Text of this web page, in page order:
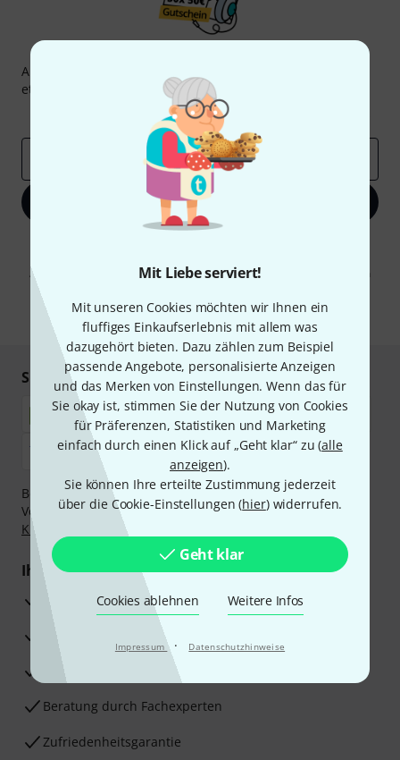
Mit Liebe serviert!
Mit unseren Cookies möchten wir Ihnen ein
fluffiges Einkaufserlebnis mit allem was
dazugehört bieten. Dazu zählen zum Beispiel
passende Angebote, personalisierte Anzeigen
und das Merken von Einstellungen. Wenn das für
Sie okay ist, stimmen Sie der Nutzung von Cookies
für Präferenzen, Statistiken und Marketing
einfach durch einen Klick auf „Geht klar“ zu (alle
anzeigen).
Sie können Ihre erteilte Zustimmung jederzeit
über die Cookie-Einstellungen (hier) widerrufen.
Geht klar
Cookies ablehnen Weitere Infos
Impressum · Datenschutzhinweise
Abonniere den Thomann Newsletter und gewinne mit
etwas Glück einen von
50 Gutscheinen
Inspirierende Beiträge
Deals
Jetzt anmelden
Abmeldung ist jederzeit möglich. Weitere Informationen finden Sie in
* Pflichtfeld
Sicher einkaufen & bezahlen
Bezahlen Sie vertraulich und sicher per Nachnahme,
Vorkasse, PayPal, Amazon Pay,Klarna Sofort bezahlen
Klarna Ratenzahlung
Ihre Vorteile
3 Jahre Thomann Garantie
30 Tage Money-Back-Garantie
Beratung durch Fachexperten
Zufriedenheitsgarantie